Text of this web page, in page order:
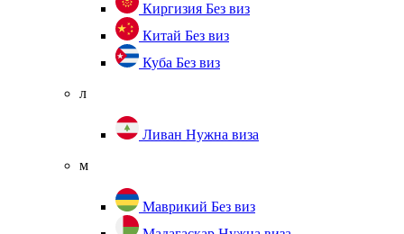
Киргизия Без виз
Китай Без виз
Куба Без виз
л
Ливан Нужна виза
м
Маврикий Без виз